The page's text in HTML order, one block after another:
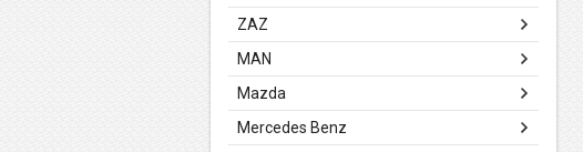
ZAZ
MAN
Mazda
Mercedes Benz